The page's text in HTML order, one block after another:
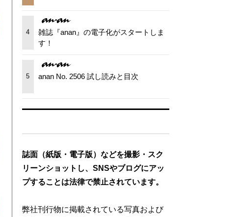
4
雑誌『anan』の電子化がスタートしま
す！
5 anan No. 2506 試し読みと目次
誌面（紙版・電子版）などを撮影・スク
リーンショットし、SNSやブログにアッ
プすることは法律で禁止されています。
弊社刊行物に掲載されている写真および